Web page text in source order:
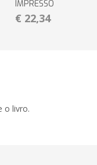
IMPRESSO
€ 22,34
o livro.